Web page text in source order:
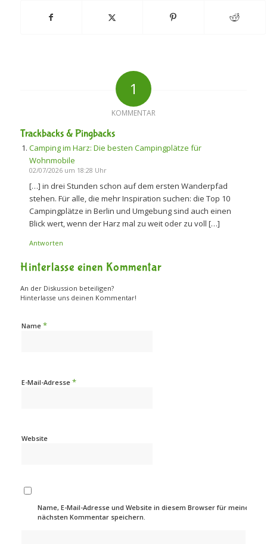
1
KOMMENTAR
Trackbacks & Pingbacks
Camping im Harz: Die besten Campingplätze für
Wohnmobile
02/07/2026 um 18:28 Uhr
[…] in drei Stunden schon auf dem ersten Wanderpfad
stehen. Für alle, die mehr Inspiration suchen: die Top 10
Campingplätze in Berlin und Umgebung sind auch einen
Blick wert, wenn der Harz mal zu weit oder zu voll […]
Antworten
Hinterlasse einen Kommentar
An der Diskussion beteiligen?
Hinterlasse uns deinen Kommentar!
Name *
E-Mail-Adresse *
Website
Name, E-Mail-Adresse und Website in diesem Browser für meinen
nächsten Kommentar speichern.